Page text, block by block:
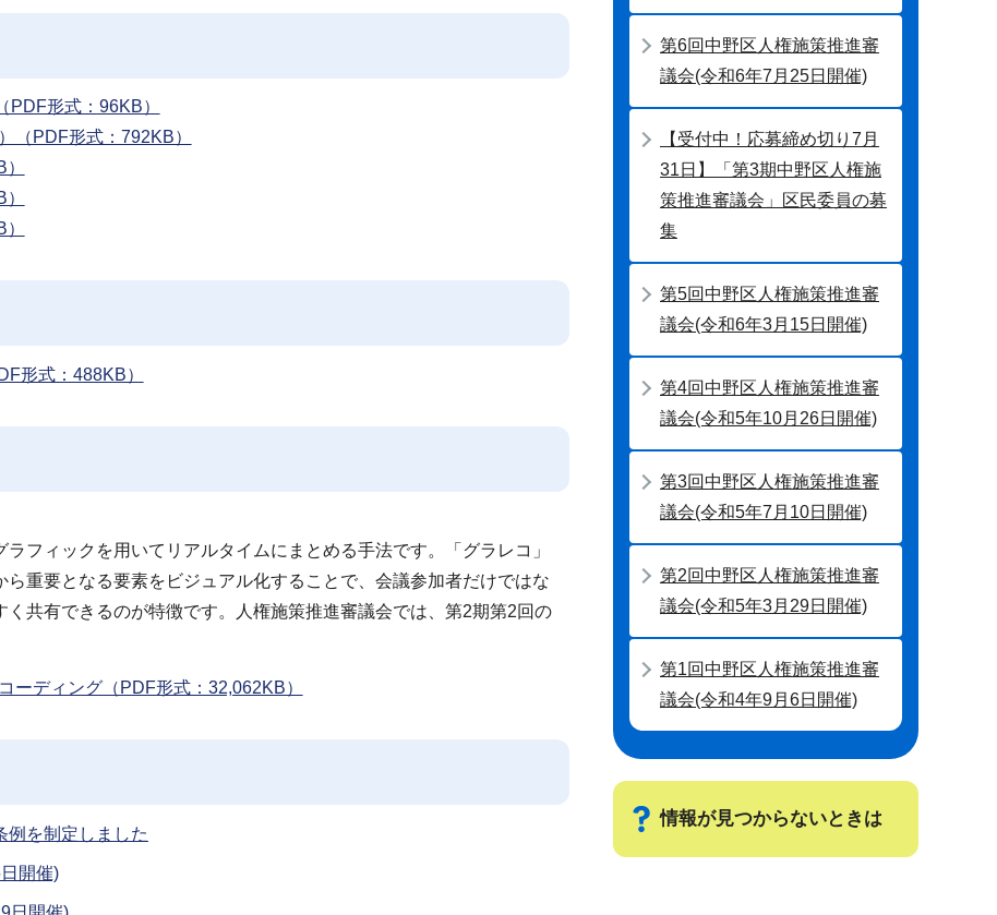
PDF形式：96KB）
（PDF形式：792KB）
形式：488KB）
フィックを用いてリアルタイムにまとめる手法です。「グラレコ」
重要となる要素をビジュアル化することで、会議参加者だけではな
共有できるのが特徴です。人権施策推進審議会では、第2期第2回の
ディング（PDF形式：32,062KB）
例を制定しました
開催)
第6回中野区人権施策推進審
議会(令和6年7月25日開催)
【受付中！応募締め切り7月
31日】「第3期中野区人権施
策推進審議会」区民委員の募
集
第5回中野区人権施策推進審
議会(令和6年3月15日開催)
第4回中野区人権施策推進審
議会(令和5年10月26日開催)
第3回中野区人権施策推進審
議会(令和5年7月10日開催)
第2回中野区人権施策推進審
議会(令和5年3月29日開催)
第1回中野区人権施策推進審
議会(令和4年9月6日開催)
情報が見つからないときは